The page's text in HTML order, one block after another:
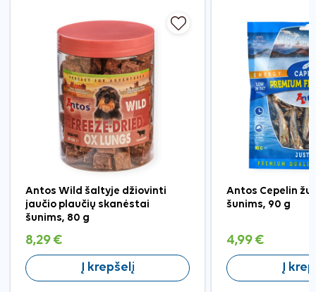
Antos Wild šaltyje džiovinti
jaučio plaučių skanėstai
šunims, 80 g
8,29 €
Į krepšelį
Antos Cepelin
šunims, 90 g
4,99 €
Į